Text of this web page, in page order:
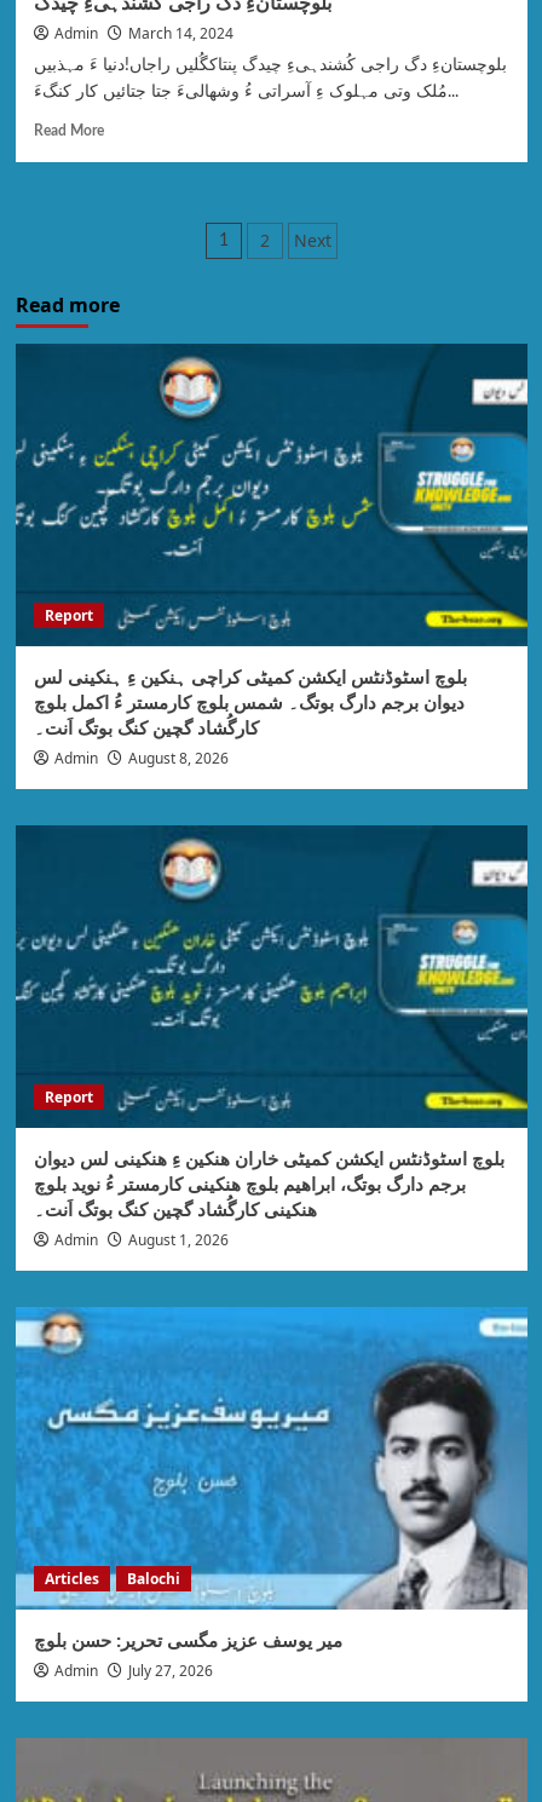
Admin March 14, 2024
بلوچستانءِ دگ راجی کُشندہیءِ چیدگ پنتاکگُلیں راجاں!دنیا ءَ مہذبیں
مُلک وتی مہلوک ءِ آسراتی ءُ وشھالیءَ جتا جتائیں کار کنگءَ...
Read More
1 2 Next
Read more
Report
بلوچ اسٹوڈنٹس ایکشن کمیٹی کراچی ہنکین ءِ ہنکینی لس
دیوان برجم دارگ بوتگ۔ شمس بلوچ کارمستر ءُ اکمل بلوچ
کارگُشاد گچین کنگ بوتگ اَنت۔
Admin August 8, 2026
Report
بلوچ اسٹوڈنٹس ایکشن کمیٹی خاران ھنکین ءِ ھنکینی لس دیوان
برجم دارگ بوتگ، ابراھیم بلوچ ھنکینی کارمستر ءُ نوید بلوچ
ھنکینی کارگُشاد گچین کنگ بوتگ اَنت۔
Admin August 1, 2026
Articles Balochi
میر یوسف عزیز مگسی تحریر: حسن بلوچ
Admin July 27, 2026